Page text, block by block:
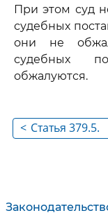
При этом суд
судебных
они не
судебных
обжалуются.
< Статья 379.5.
общей